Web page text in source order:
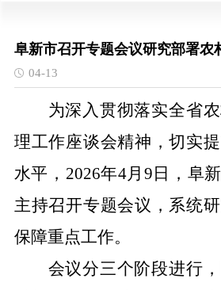
阜新市召开专题会议研究部署农
04-13
为深入贯彻落实全省
理工作座谈会精神，切实
水平，2026年4月9日，阜
主持召开专题会议，系统
保障重点工作。
会议分三个阶段进行